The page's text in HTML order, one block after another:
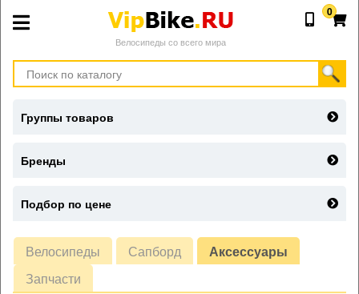
Велосипеды со всего мира
0
Велосипеды Сапборд
Аксессуары
Запчасти
Группы товаров
Бренды
Подбор по цене